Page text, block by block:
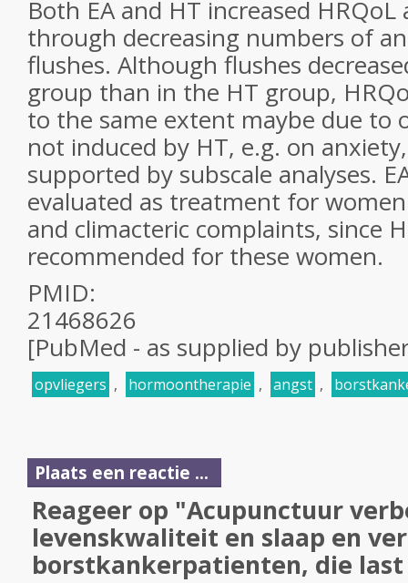
Both EA and HT increased
through decreasing numbers of
flushes. Although flushes
group than in the HT group,
to the same extent maybe due to
not induced by HT, e.g. on
supported by subscale analyses.
evaluated as treatment for
and climacteric complaints, since
recommended for these women.
PMID:
21468626
[PubMed - as supplied by
opvliegers , hormoontherapie , angst ,
Plaats een reactie ...
Reageer op "Acupunctuur
levenskwaliteit en slaap en
borstkankerpatienten, die last